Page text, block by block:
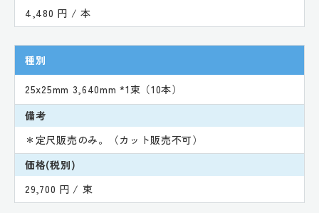
4,480 円 / 本
種別
25x25mm 3,640mm *1束（10本）
備考
＊定尺販売のみ。（カット販売不可）
価格(税別)
29,700 円 / 束